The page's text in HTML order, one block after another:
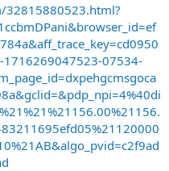
32815880523.html?
07534-